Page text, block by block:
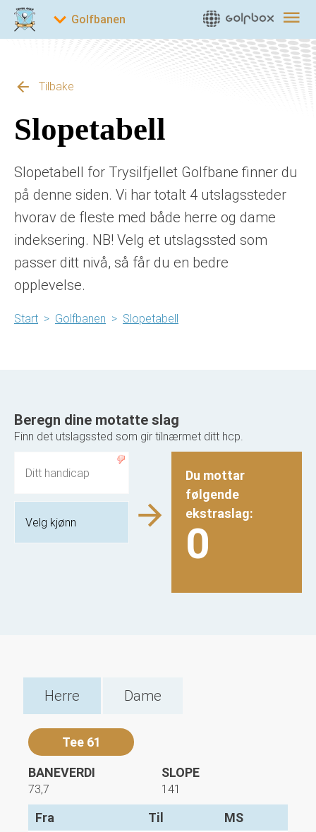
Tilbake
Slopetabell
Slopetabell for Trysilfjellet Golfbane finner du
på denne siden. Vi har totalt 4 utslagssteder
hvorav de fleste med både herre og dame
indeksering. NB! Velg et utslagssted som
passer ditt nivå, så får du en bedre
opplevelse.
Start > Golfbanen > Slopetabell
Beregn dine motatte slag
Finn det utslagssted som gir tilnærmet ditt hcp.
Du mottar
følgende
ekstraslag:
0
Herre Dame
Tee 61
BANEVERDI
73,7
SLOPE
141
Fra Til
MS